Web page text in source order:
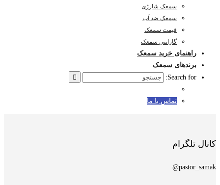
سمعک شارژی
سمعک ضد آب
قیمت سمعک
گارانتی سمعک
راهنمای خرید سمعک
برندهای سمعک
Search for:
تماس با ما
کانال تلگرام
pastor_samak@